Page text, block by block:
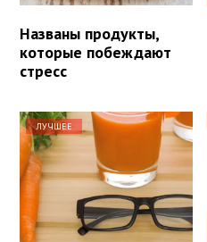
Названы продукты,
которые побеждают
стресс
ЛУЧШЕЕ